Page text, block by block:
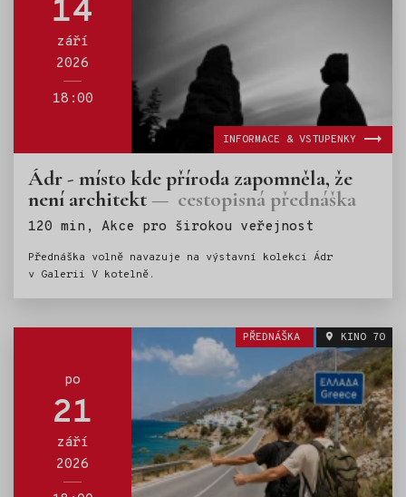
14
září
2026
18:00
Ádr - místo kde příroda zapomněla, že
není architekt cestopisná přednáška
120 min, Akce pro širokou veřejnost
Přednáška volně navazuje na výstavní kolekci Ádr
v Galerii V kotelně.
INFORMACE & VSTUPENKY
po
21
září
2026
PŘEDNÁŠKA KINO 70